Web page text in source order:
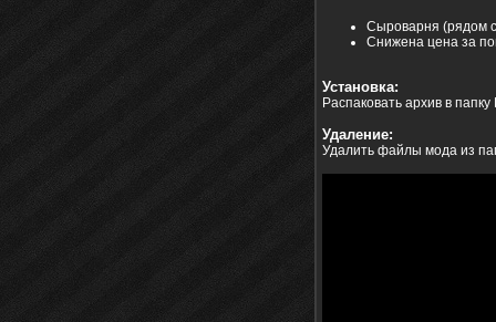
Сыроварня (рядом
Снижена цена за
Установка:
Распаковать архив в
Удаление:
Удалить файлы мода из